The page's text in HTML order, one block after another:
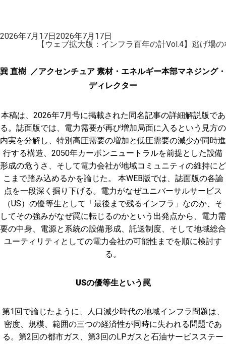
投
2026年7月17日2026年7月17日
【ウェブ拡大版：インフラ百年の計Vol.4】逃げ場
巽 直樹 ／アクセンチュア 素材・エネルギー本部マネジング・
ディレクター
本稿は、2026年7月号に掲載された同名記事の詳細解説版であ
る。誌面版では、電力需要が再び増加局面に入るという見方の
内実を分解し、特別高圧需要の増加と低圧需要の減少が同時進
行する構造、2050年カーボンニュートラルを前提とした設備
形成の危うさ、そして電力会社が地域コミュニティの維持にど
こまで踏み込めるかを論じた。 本WEB版では、誌面版の各論
点を一段深く掘り下げる。電力がなぜユニバーサルサービス
（US）の優等生として「最後まで残るインフラ」なのか、そ
してその強みがなぜ罠に転じるのかという出発点から、電力需
要の中身、電源と系統の設備形成、託送制度、そして地域総合
ユーティリティとしての電力会社の可能性までを順に検討す
る。
USの優等生という罠
第1回で論じたように、人口減少時代の地域インフラ問題は、
密度、規模、範囲の三つの経済性が同時に失われる問題であ
る。第2回の都市ガス、第3回のLPガスと石油サービスステー